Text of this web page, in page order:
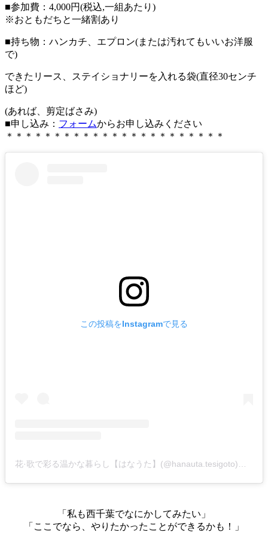
■参加費：4,000円(税込,一組あたり)
※おともだちと一緒割あり
■持ち物：ハンカチ、エプロン(または汚れてもいいお洋服
で)
できたリース、ステイショナリーを入れる袋(直径30センチ
ほど)
(あれば、剪定ばさみ)
■申し込み： フォームからお申し込みください
＊＊＊＊＊＊＊＊＊＊＊＊＊＊＊＊＊＊＊＊＊＊＊
この投稿をInstagramで見る
「私も西千葉でなにかしてみたい」
「ここでなら、やりたかったことができるかも！」